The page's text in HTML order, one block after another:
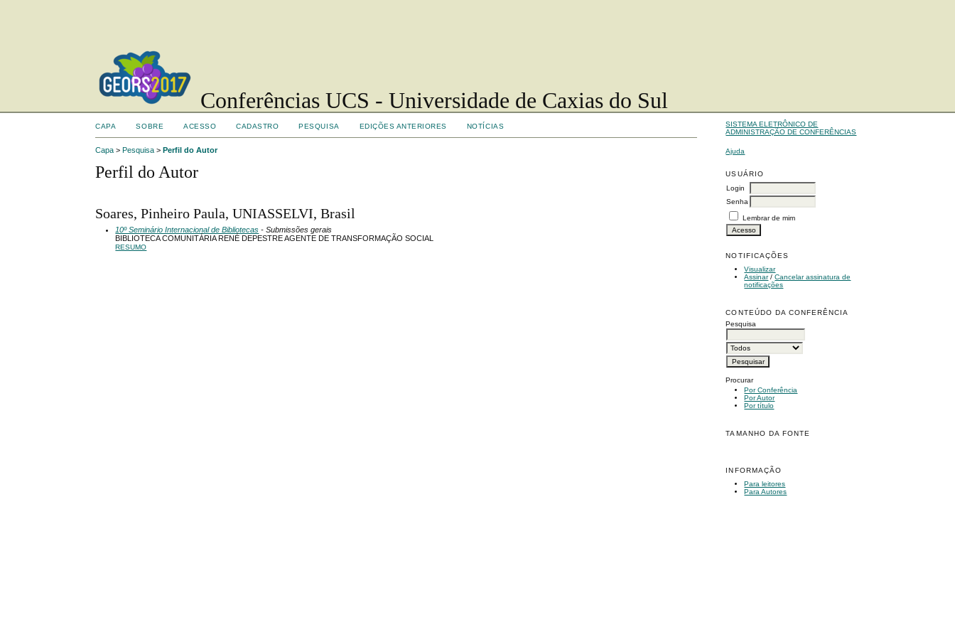
Conferências UCS - Universidade de Caxias do Sul
SISTEMA ELETRÔNICO DE
ADMINISTRAÇÃO DE CONFERÊNCIAS
Ajuda
USUÁRIO
Login
Senha
Lembrar de mim
NOTIFICAÇÕES
Visualizar
Assinar/Cancelar assinatura de
notificações
CONTEÚDO DA CONFERÊNCIA
Pesquisa
Procurar
Por Conferência
Por Autor
Por título
TAMANHO DA FONTE
INFORMAÇÃO
Para leitores
Para Autores
CAPA SOBRE ACESSO CADASTRO PESQUISA EDIÇÕES ANTERIORES NOTÍCIAS
Capa >Pesquisa >Perfil do Autor
Perfil do Autor
Soares, Pinheiro Paula, UNIASSELVI, Brasil
10º Seminário Internacional de Bibliotecas - Submissões gerais
BIBLIOTECA COMUNITÁRIA RENÉ DEPESTRE AGENTE DE TRANSFORMAÇÃO SOCIAL
RESUMO